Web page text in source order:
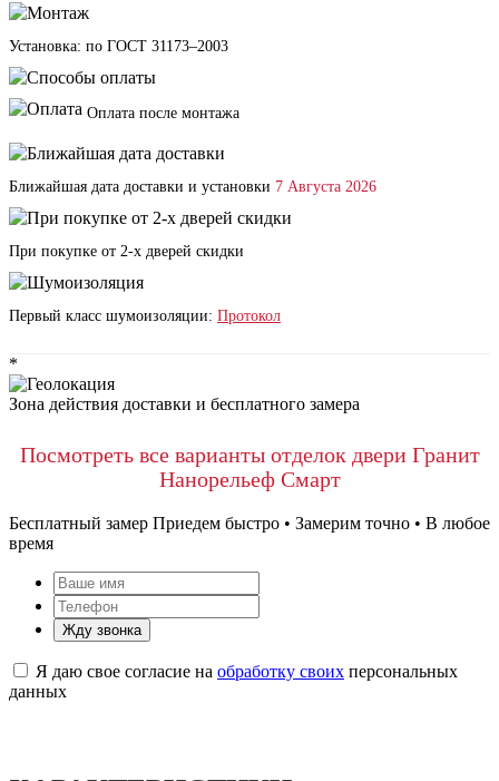
Установка: по ГОСТ 31173–2003
Оплата после монтажа
Ближайшая дата доставки и установки 7 Августа 2026
При покупке от 2-х дверей скидки
Первый класс шумоизоляции: Протокол
*
Зона действия доставки и бесплатного замера
Посмотреть все варианты отделок двери Гранит
Нанорельеф Смарт
Бесплатный замер Приедем быстро • Замерим точно • В любое
время
Жду звонка
Я даю свое согласие на обработку своих персональных
данных